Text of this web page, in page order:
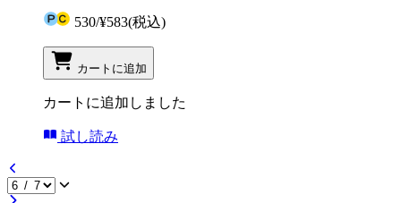
530/¥583(税込)
カートに追加
カートに追加しました
試し読み